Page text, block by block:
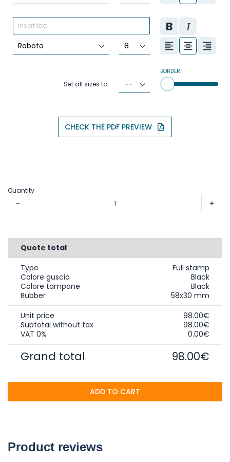
Set all sizes to:
BORDER:
CHECK THE PDF PREVIEW
Product reviews
Quantity
- +
Quote total
Type
Full stamp
Colore guscio
Black
Colore tampone
Black
Rubber
58x30 mm
Unit price
98.00€
Subtotal without tax
98.00€
VAT 0%
0.00€
Grand total 98.00€
ADD TO CART